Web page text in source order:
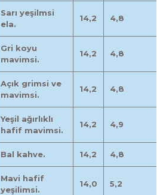
Sarı yeşilmsi
ela.
14,2 4,8
Gri koyu
mavimsi.
14,2 4,8
Açık grimsi ve
mavimsi.
14,2 4,8
Yeşil ağırlıklı
hafif mavimsi.
14,2 4,9
Bal kahve. 14,2 4,8
Mavi hafif
yeşilimsi.
14,0 5,2